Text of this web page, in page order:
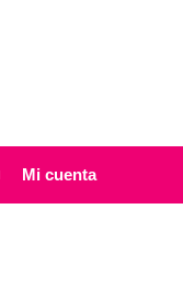
Mi cuenta